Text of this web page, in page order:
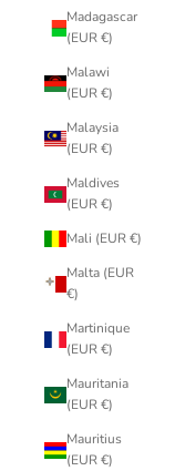
Madagascar
(EUR €)
Malawi
(EUR €)
Malaysia
(EUR €)
Maldives
(EUR €)
Mali (EUR €)
Malta (EUR
€)
Martinique
(EUR €)
Mauritania
(EUR €)
Mauritius
(EUR €)